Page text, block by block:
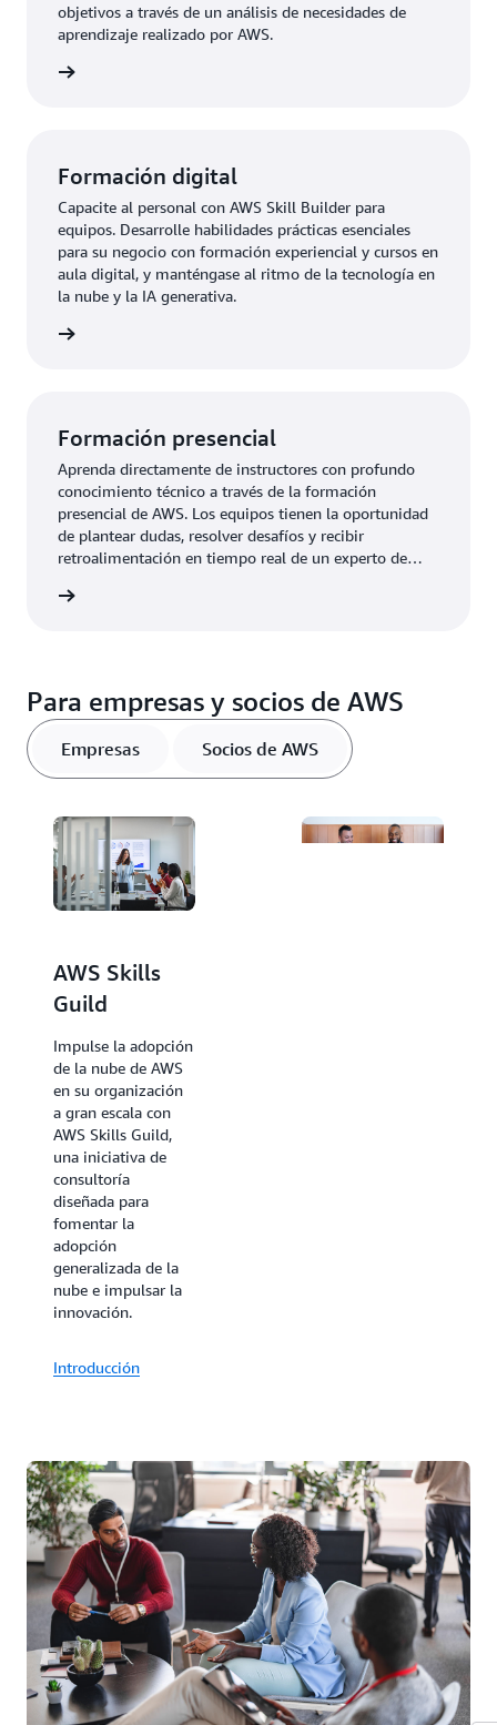
objetivos a través de un análisis de necesidades de
aprendizaje realizado por AWS.
Formación digital
Capacite al personal con AWS Skill Builder para
equipos. Desarrolle habilidades prácticas esenciales
para su negocio con formación experiencial y cursos en
aula digital, y manténgase al ritmo de la tecnología en
la nube y la IA generativa.
Formación presencial
Aprenda directamente de instructores con profundo
conocimiento técnico a través de la formación
presencial de AWS. Los equipos tienen la oportunidad
de plantear dudas, resolver desafíos y recibir
retroalimentación en tiempo real de un experto de
habilidades en un entorno real.
Para empresas y socios de AWS
Empresas Socios de AWS
AWS Skills
Guild
Impulse la adopción
de la nube de AWS
en su organización
a gran escala con
AWS Skills Guild,
una iniciativa de
consultoría
diseñada para
fomentar la
adopción
generalizada de la
nube e impulsar la
innovación.
Introducción
empresarial.
Cuando su equipo
obtiene
certificaciones de
AWS, sus clientes
confían más en las
competencias
técnicas en la nube
que su organización
ha validado. Esto
genera confianza en